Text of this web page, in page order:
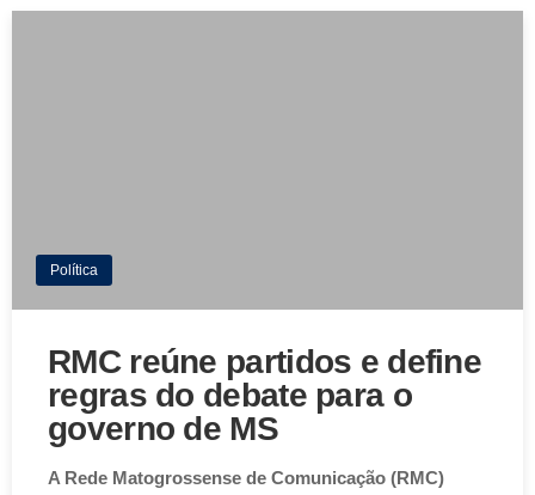
Política
RMC reúne partidos e define
regras do debate para o
governo de MS
A Rede Matogrossense de Comunicação (RMC)